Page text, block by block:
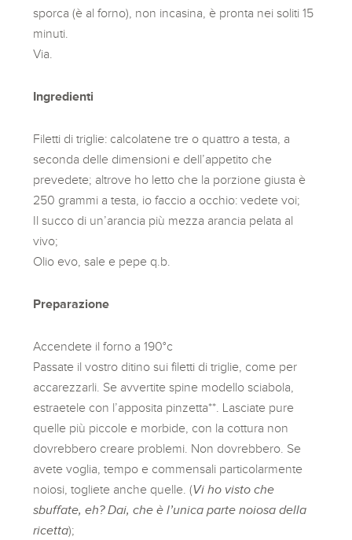
sporca (è al forno), non incasina, è pronta nei soliti 15
minuti.
Via.
Ingredienti
Filetti di triglie: calcolatene tre o quattro a testa, a
seconda delle dimensioni e dell’appetito che
prevedete; altrove ho letto che la porzione giusta è
250 grammi a testa, io faccio a occhio: vedete voi;
Il succo di un’arancia più mezza arancia pelata al
vivo;
Olio evo, sale e pepe q.b.
Preparazione
Accendete il forno a 190°c
Passate il vostro ditino sui filetti di triglie, come per
accarezzarli. Se avvertite spine modello sciabola,
estraetele con l’apposita pinzetta**. Lasciate pure
quelle più piccole e morbide, con la cottura non
dovrebbero creare problemi. Non dovrebbero. Se
avete voglia, tempo e commensali particolarmente
noiosi, togliete anche quelle. (Vi ho visto che
sbuffate, eh? Dai, che è l’unica parte noiosa della
ricetta);